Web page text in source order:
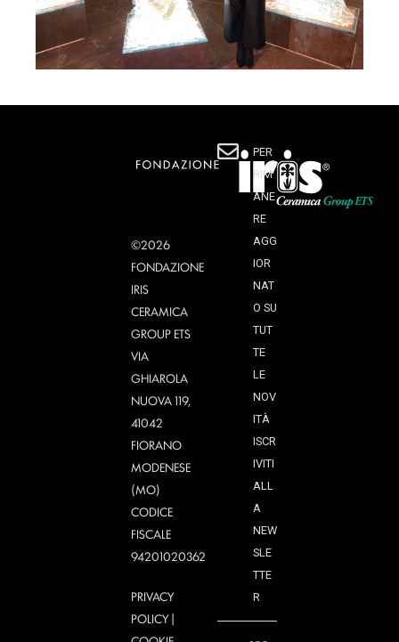
©2026
FONDAZIONE
IRIS
CERAMICA
GROUP ETS
VIA
GHIAROLA
NUOVA 119,
41042
FIORANO
MODENESE
(MO)
CODICE
FISCALE
94201020362
PRIVACY
POLICY|
PER
RIM
ANE
RE
AGG
IOR
NAT
O SU
TUT
TE
LE
NOV
ITÀ
ISCR
IVITI
ALL
A
NEW
SLE
TTE
R